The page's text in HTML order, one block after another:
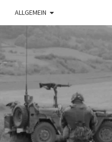
ALLGEMEIN